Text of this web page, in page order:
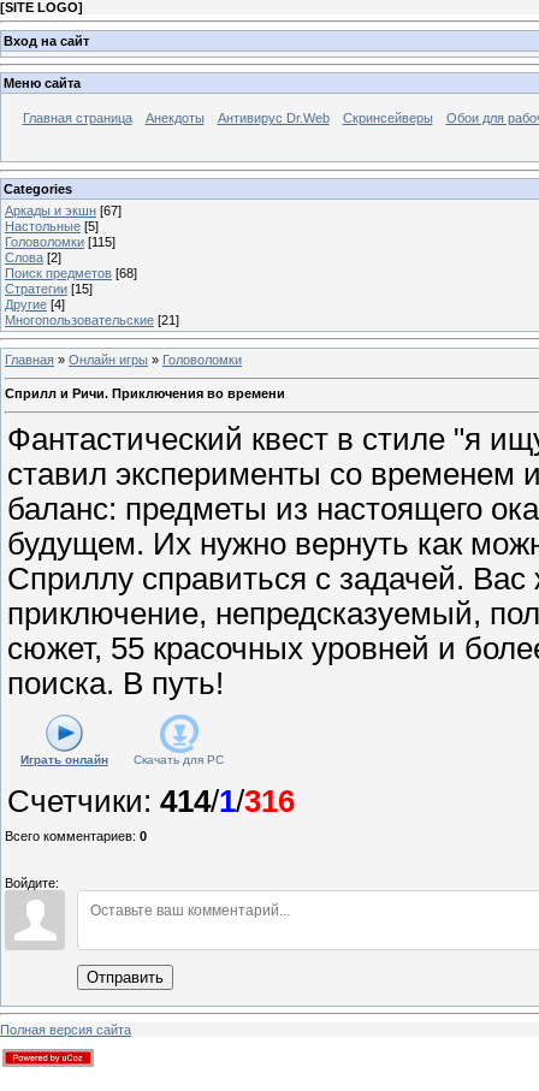
[SITE LOGO]
Вход на сайт
Меню сайта
Главная страница Анекдоты Антивирус Dr.Web Скринсейверы Обои для
Categories
Аркады и экшн [67]
Настольные [5]
Головоломки [115]
Слова [2]
Поиск предметов [68]
Стратегии [15]
Другие [4]
Многопользовательские [21]
Главная » Онлайн игры » Головоломки
Сприлл и Ричи. Приключения во времени
Фантастический квест в стиле "я
ставил эксперименты со временем
баланс: предметы из настоящего
будущем. Их нужно вернуть как
Сприллу справиться с задачей. Вас
приключение, непредсказуемый,
сюжет, 55 красочных уровней и
поиска. В путь!
Играть онлайн Скачать для PC
Счетчики: 414/1/316
Всего комментариев: 0
Войдите:
Отправить
Полная версия сайта